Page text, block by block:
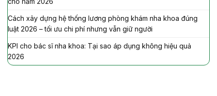
Cách xây dựng hệ thống lương phòng khám nha khoa đúng
luật 2026 – tối ưu chi phí nhưng vẫn giữ người
KPI cho bác sĩ nha khoa: Tại sao áp dụng không hiệu quả
2026